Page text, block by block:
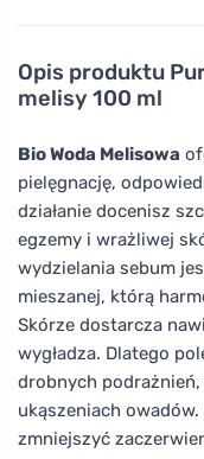
Opis produktu
melisy 100 ml
Bio Woda Melisowa
pielęgnację,
działanie docenisz
egzemy i wrażliwej
wydzielania sebum
mieszanej, którą
Skórze dostarcza
wygładza. Dlatego
drobnych podrażnień,
ukąszeniach
zmniejszyć